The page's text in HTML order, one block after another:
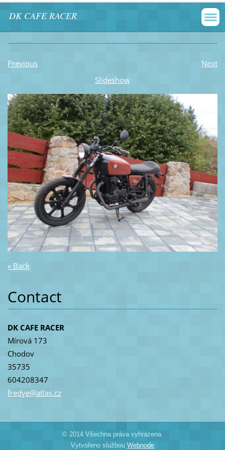
DK CAFE RACER
Previous
Next
Slideshow
« Back
Contact
DK CAFE RACER
Mírová 173
Chodov
35735
604208347
fredye@atlas.cz
© 2014 Všechna práva vyhrazena.
Vytvořeno službou Webnode